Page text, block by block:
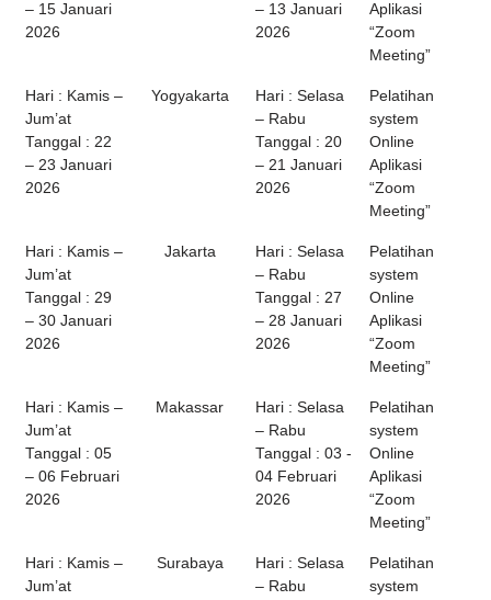
– 15 Januari
2026
– 13 Januari
2026
Aplikasi
“Zoom
Meeting”
Hari : Kamis –
Jum’at
Tanggal : 22
– 23 Januari
2026
Yogyakarta
Hari : Selasa
– Rabu
Tanggal : 20
– 21 Januari
2026
Pelatihan
system
Online
Aplikasi
“Zoom
Meeting”
Hari : Kamis –
Jum’at
Tanggal : 29
– 30 Januari
2026
Jakarta
Hari : Selasa
– Rabu
Tanggal : 27
– 28 Januari
2026
Pelatihan
system
Online
Aplikasi
“Zoom
Meeting”
Hari : Kamis –
Jum’at
Tanggal : 05
– 06 Februari
2026
Makassar
Hari : Selasa
– Rabu
Tanggal : 03 -
04 Februari
2026
Pelatihan
system
Online
Aplikasi
“Zoom
Meeting”
Hari : Kamis –
Jum’at
Surabaya
Hari : Selasa
– Rabu
Pelatihan
system